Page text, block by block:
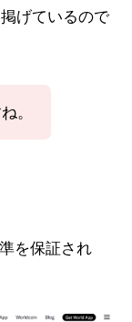
げているので
。
を保証され